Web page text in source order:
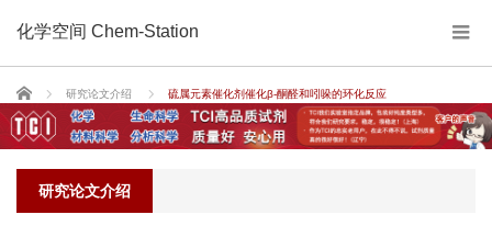
化学空间 Chem-Station
Home 研究论文介绍 硫属元素催化剂催化β-酮醛和吲哚的环化反应
研究论文介绍